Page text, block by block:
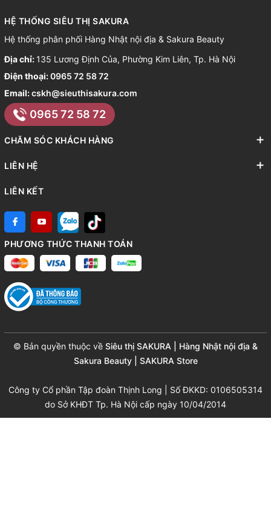
HỆ THỐNG SIÊU THỊ SAKURA
Hệ thống phân phối Hàng Nhật nội địa & Sakura Beauty
Địa chỉ: 135 Lương Định Của, Phường Kim Liên, Tp. Hà Nội
Điện thoại:0965 72 58 72
Email:cskh@sieuthisakura.com
0965 72 58 72
CHĂM SÓC KHÁCH HÀNG
LIÊN HỆ
LIÊN KẾT
PHƯƠNG THỨC THANH TOÁN
© Bản quyền thuộc về Siêu thị SAKURA | Hàng Nhật nội địa &
Sakura Beauty | SAKURA Store
Công ty Cổ phần Tập đoàn Thịnh Long | Số ĐKKD: 0106505314
do Sở KHĐT Tp. Hà Nội cấp ngày 10/04/2014